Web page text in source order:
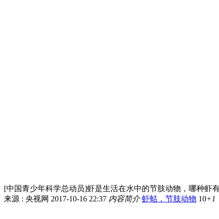
[中国青少年科学总动员]虾是生活在水中的节肢动物，哪种虾
来源 : 央视网 2017-10-16 22:37 内容简介 虾蛄，节肢动物 10+1